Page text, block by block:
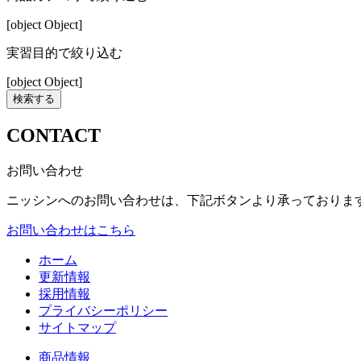
[object Object]
実習目的で絞り込む
[object Object]
検索する
CONTACT
お問い合わせ
ニッシンへのお問い合わせは、下記ボタンより承っておりま
お問い合わせはこちら
ホーム
更新情報
採用情報
プライバシーポリシー
サイトマップ
商品情報